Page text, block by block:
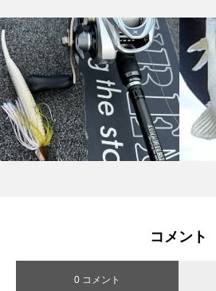
コメント
0 コメント